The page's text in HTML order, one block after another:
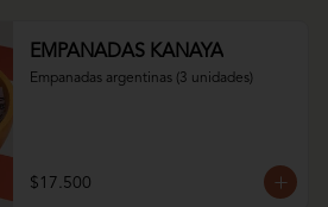
EMPANADAS KANAYA
Empanadas argentinas (3 unidades)
$17.500